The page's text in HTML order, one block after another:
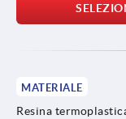
MATERIALE
Resina